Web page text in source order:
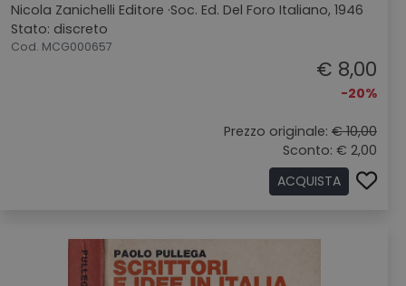
Nicola Zanichelli Editore ·Soc. Ed. Del Foro Italiano, 1946
Stato: discreto
Cod. MCG000657
€ 8,00
-20%
Prezzo originale: € 10,00
Sconto: € 2,00
ACQUISTA